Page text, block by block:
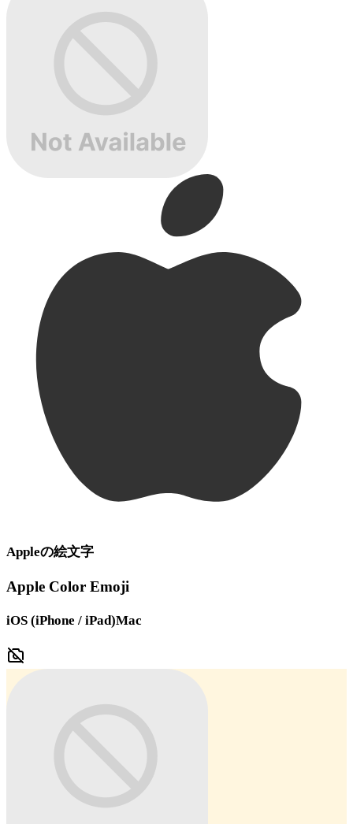
Appleの絵文字
Apple Color Emoji
iOS (iPhone / iPad)Mac